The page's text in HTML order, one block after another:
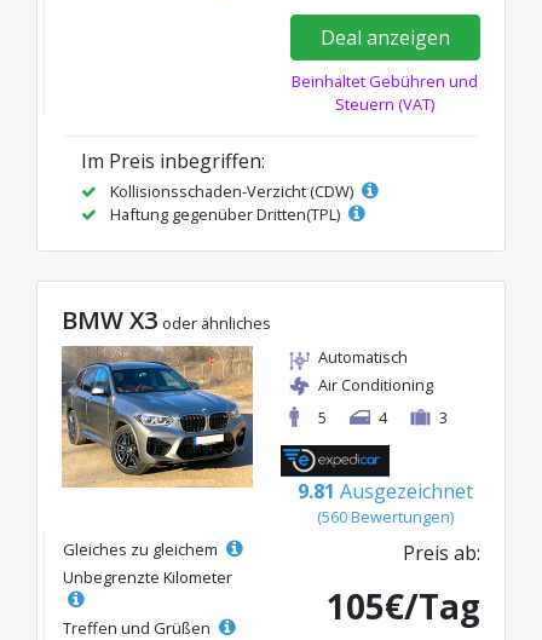
Deal anzeigen
Beinhaltet Gebühren und
Steuern (VAT)
Im Preis inbegriffen:
Kollisionsschaden-Verzicht (CDW)
Haftung gegenüber Dritten(TPL)
BMW X3 oder ähnliches
Automatisch
Air Conditioning
5
4 3
9.81 Ausgezeichnet
(560 Bewertungen)
Gleiches zu gleichem
Unbegrenzte Kilometer
Treffen und Grüßen
Preis ab:
105€/Tag